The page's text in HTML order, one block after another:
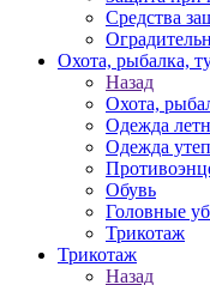
Средства
Охота, рыбалка,
Назад
Охота,
Одежда
Одежда
Обувь
Головные
Трикотаж
Трикотаж
Назад